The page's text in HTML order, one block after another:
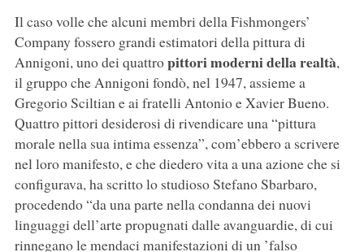
Il caso volle che alcuni membri della Fishmongers’
Company fossero grandi estimatori della pittura di
Annigoni, uno dei quattropittori moderni della realtà,
il gruppo che Annigoni fondò, nel 1947, assieme a
Gregorio Sciltian e ai fratelli Antonio e Xavier Bueno.
Quattro pittori desiderosi di rivendicare una “pittura
morale nella sua intima essenza”, com’ebbero a scrivere
nel loro manifesto, e che diedero vita a una azione che si
configurava, ha scritto lo studioso Stefano Sbarbaro,
procedendo “da una parte nella condanna dei nuovi
linguaggi dell’arte propugnati dalle avanguardie, di cui
rinnegano le mendaci manifestazioni di un ’falso